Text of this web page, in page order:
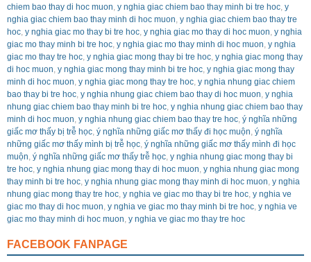
chiem bao thay di hoc muon, y nghia giac chiem bao thay minh bi tre hoc, y
nghia giac chiem bao thay minh di hoc muon, y nghia giac chiem bao thay tre
hoc, y nghia giac mo thay bi tre hoc, y nghia giac mo thay di hoc muon, y nghia
giac mo thay minh bi tre hoc, y nghia giac mo thay minh di hoc muon, y nghia
giac mo thay tre hoc, y nghia giac mong thay bi tre hoc, y nghia giac mong thay
di hoc muon, y nghia giac mong thay minh bi tre hoc, y nghia giac mong thay
minh di hoc muon, y nghia giac mong thay tre hoc, y nghia nhung giac chiem
bao thay bi tre hoc, y nghia nhung giac chiem bao thay di hoc muon, y nghia
nhung giac chiem bao thay minh bi tre hoc, y nghia nhung giac chiem bao thay
minh di hoc muon, y nghia nhung giac chiem bao thay tre hoc, ý nghĩa những
giấc mơ thấy bị trễ học, ý nghĩa những giấc mơ thấy đi học muộn, ý nghĩa
những giấc mơ thấy mình bị trễ học, ý nghĩa những giấc mơ thấy mình đi học
muộn, ý nghĩa những giấc mơ thấy trễ học, y nghia nhung giac mong thay bi
tre hoc, y nghia nhung giac mong thay di hoc muon, y nghia nhung giac mong
thay minh bi tre hoc, y nghia nhung giac mong thay minh di hoc muon, y nghia
nhung giac mong thay tre hoc, y nghia ve giac mo thay bi tre hoc, y nghia ve
giac mo thay di hoc muon, y nghia ve giac mo thay minh bi tre hoc, y nghia ve
giac mo thay minh di hoc muon, y nghia ve giac mo thay tre hoc
FACEBOOK FANPAGE